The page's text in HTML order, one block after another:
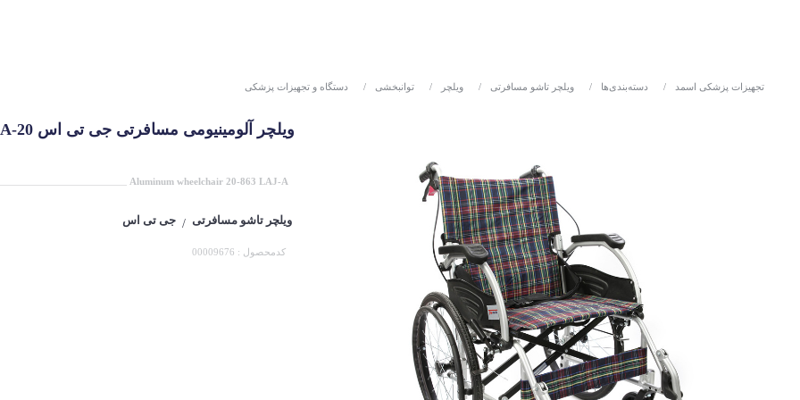
تجهیزات پزشکی اسمد / دسته‌بندی‌ها / ویلچر تاشو مسافرتی / ویلچر / توانبخشی / دستگاه و تجهیزات پزشکی
ویلچر آلومینیومی مسافرتی جی تی اس 20-863LAJ-A
Aluminum wheelchair 20-863 LAJ-A
ویلچر تاشو مسافرتی / جی تی اس
کدمحصول : 00009676